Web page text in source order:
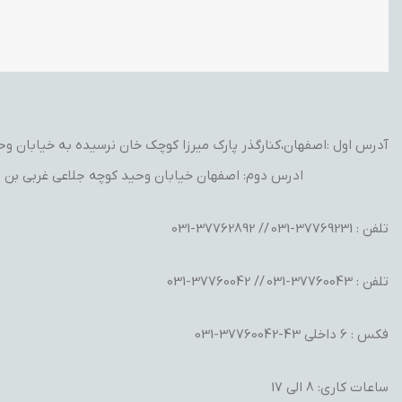
آدرس اول :اصفهان،کنارگذر پارک میرزا کوچک خان نرسیده به خیابان
ادرس دوم: اصفهان خیابان وحید کوچه جلاعی غربی بن
تلفن : 37769231-031 // 37762892-031
تلفن : 37760043-031 // 37760042-031
فکس : 6 داخلی 43-37760042-031
ساعات کاری: 8 الی 17